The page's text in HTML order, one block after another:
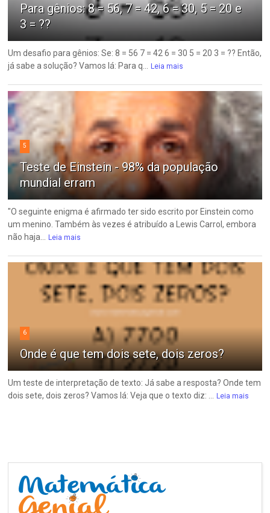
Para gênios: 8 = 56, 7 = 42, 6 = 30, 5 = 20 e
3 = ??
Um desafio para gênios: Se: 8 = 56 7 = 42 6 = 30 5 = 20 3 = ?? Então,
já sabe a solução? Vamos lá: Para q...
Leia mais
5
Teste de Einstein - 98% da população
mundial erram
"O seguinte enigma é afirmado ter sido escrito por Einstein como
um menino. Também às vezes é atribuído a Lewis Carrol, embora
não haja...
Leia mais
6
Onde é que tem dois sete, dois zeros?
Um teste de interpretação de texto: Já sabe a resposta? Onde tem
dois sete, dois zeros? Vamos lá: Veja que o texto diz: ...
Leia mais